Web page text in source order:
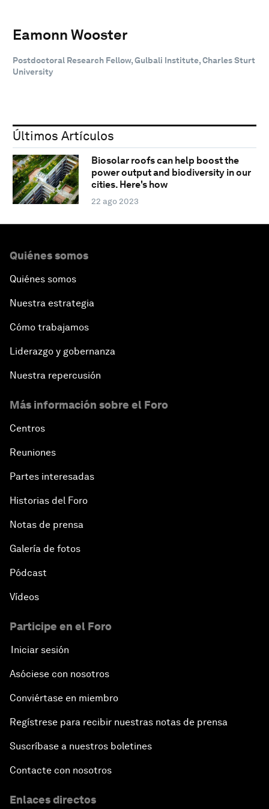
Eamonn Wooster
Postdoctoral Research Fellow, Gulbali Institute, Charles Sturt
University
Últimos Artículos
Biosolar roofs can help boost the
power output and biodiversity in our
cities. Here's how
22 ago 2023
Quiénes somos
Quiénes somos
Nuestra estrategia
Cómo trabajamos
Liderazgo y gobernanza
Nuestra repercusión
Más información sobre el Foro
Centros
Reuniones
Partes interesadas
Historias del Foro
Notas de prensa
Galería de fotos
Pódcast
Vídeos
Participe en el Foro
Iniciar sesión
Asóciese con nosotros
Conviértase en miembro
Regístrese para recibir nuestras notas de prensa
Suscríbase a nuestros boletines
Contacte con nosotros
Enlaces directos